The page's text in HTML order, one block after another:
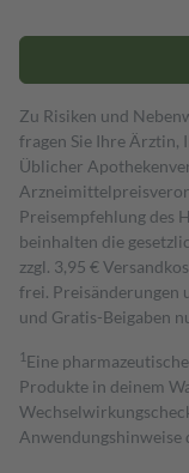
Zu Risiken und
fragen Sie Ihre Ärztin,
Üblicher
Preisempfehlung des
beinhalten die
zzgl. 3,95 €
frei. Preisänderungen
und Gratis-Beigaben
1 Eine
Produkte in deinem
Anwendungshinweise